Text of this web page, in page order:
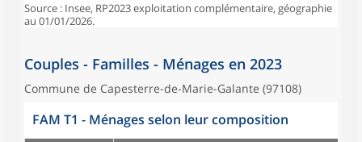
Source : Insee, RP2023 exploitation complémentaire, géographie
au 01/01/2026.
Couples - Familles - Ménages en 2023
Commune de Capesterre-de-Marie-Galante (97108)
FAM T1 - Ménages selon leur composition